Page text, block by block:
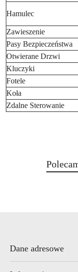
Hamulec
Zawieszenie
Pasy Bezpieczeństwa
Otwierane Drzwi
Kluczyki
Fotele
Koła
Zdalne Sterowanie
Pomiń karuzelę
Dane adresowe